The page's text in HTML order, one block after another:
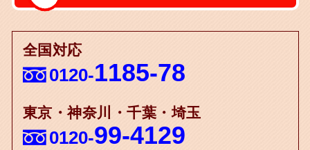
全国対応
0120-1185-78
東京・神奈川・千葉・埼玉
0120-99-4129